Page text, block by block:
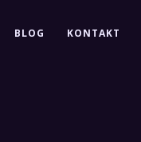
BLOG KONTAKT